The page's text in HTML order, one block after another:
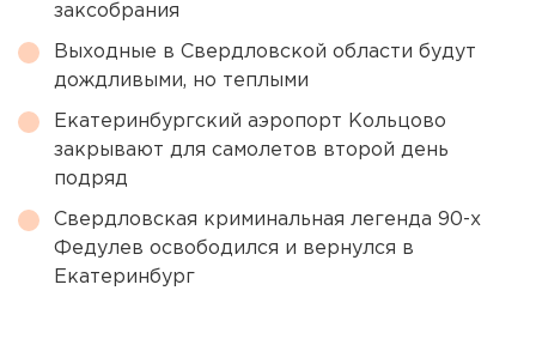
заксобрания
Выходные в Свердловской области будут
дождливыми, но теплыми
Екатеринбургский аэропорт Кольцово
закрывают для самолетов второй день
подряд
Свердловская криминальная легенда 90-х
Федулев освободился и вернулся в
Екатеринбург